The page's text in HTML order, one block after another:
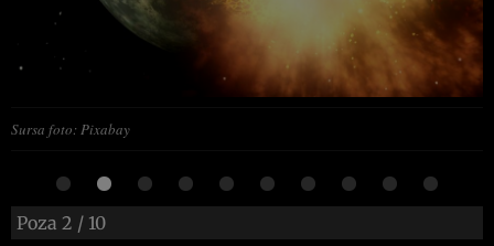
Sursa foto: Pixabay
Poza 2 / 10